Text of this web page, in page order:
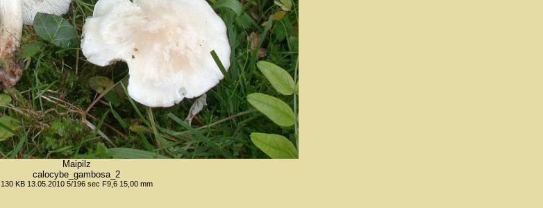
Maipilz
calocybe_gambosa_2
130 KB 13.05.2010 5/196 sec F9,6 15,00 mm